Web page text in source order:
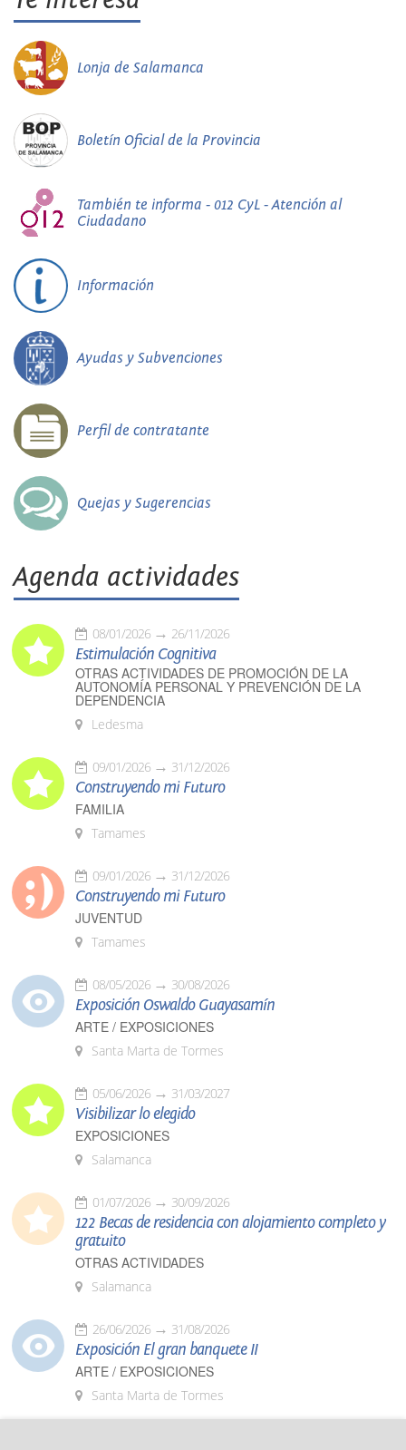
Lonja de Salamanca
Boletín Oficial de la Provincia
También te informa - 012 CyL - Atención al
Ciudadano
Información
Ayudas y Subvenciones
Perfil de contratante
Quejas y Sugerencias
Agenda actividades
08/01/2026 26/11/2026
Estimulación Cognitiva
OTRAS ACTIVIDADES DE PROMOCIÓN DE LA
AUTONOMÍA PERSONAL Y PREVENCIÓN DE LA
DEPENDENCIA
Ledesma
09/01/2026 31/12/2026
Construyendo mi Futuro
FAMILIA
Tamames
09/01/2026 31/12/2026
Construyendo mi Futuro
JUVENTUD
Tamames
08/05/2026 30/08/2026
Exposición Oswaldo Guayasamín
ARTE / EXPOSICIONES
Santa Marta de Tormes
05/06/2026 31/03/2027
Visibilizar lo elegido
EXPOSICIONES
Salamanca
01/07/2026 30/09/2026
122 Becas de residencia con alojamiento completo y
gratuito
OTRAS ACTIVIDADES
Salamanca
26/06/2026 31/08/2026
Exposición El gran banquete II
ARTE / EXPOSICIONES
Santa Marta de Tormes